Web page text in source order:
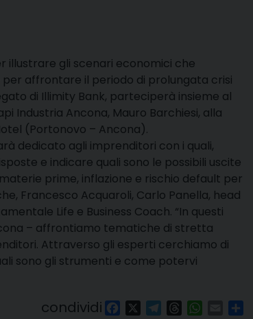
illustrare gli scenari economici che
affrontare il periodo di prolungata crisi
di Illimity Bank, parteciperà insieme al
Industria Ancona, Mauro Barchiesi, alla
(Portonovo – Ancona).
dedicato agli imprenditori con i quali,
e indicare quali sono le possibili uscite
prime, inflazione e rischio default per
Francesco Acquaroli, Carlo Panella, head
Life e Business Coach. “In questi
– affrontiamo tematiche di stretta
Attraverso gli esperti cerchiamo di
sono gli strumenti e come potervi
condividi FacebookTelegram
ThreadsWhatsApp
Email